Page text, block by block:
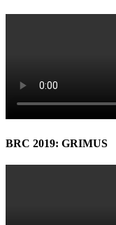
BRC 2019: GRIMUS